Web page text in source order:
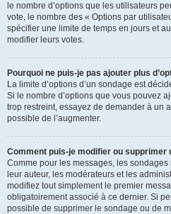
le nombre d’options que les utilisateurs
vote, le nombre des « Options par
spécifier une limite de temps en jours et
modifier leurs votes.
Pourquoi ne puis-je pas ajouter plus
La limite d’options d’un sondage est
Si le nombre d’options que vous pouvez
trop restreint, essayez de demander à un
possible de l’augmenter.
Comment puis-je modifier ou supprimer
Comme pour les messages, les
leur auteur, les modérateurs et les
modifiez tout simplement le premier
obligatoirement associé à ce dernier. Si
possible de supprimer le sondage ou de